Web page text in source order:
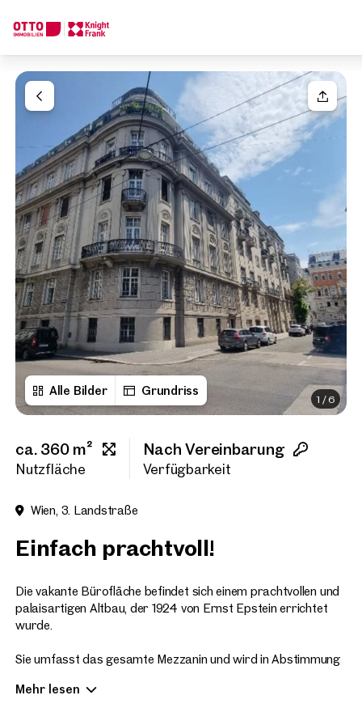
Alle Bilder Grundriss
1 /6
ca. 360 m²
Nutzfläche
Nach Vereinbarung
Verfügbarkeit
Wien, 3. Landstraße
Einfach prachtvoll!
Die vakante Bürofläche befindet sich einem prachtvollen und
palaisartigen Altbau, der 1924 von Ernst Epstein errichtet
wurde.
Sie umfasst das gesamte Mezzanin und wird in Abstimmung
bereits Vorleistungen des Eigentümers getätigt werden,
Mehr lesen
Ihre Anfrage
Ihre Nachricht
Anrede
Bitte wählen
Titel(optional)
Vorname
Nachname
Telefonnummer
Ich habe die AGB und
Wir finden Ihre
Traumimmobilie
Sagen Sie uns was Sie suchen und wir finden Ihre
Wie möchten Sie uns kontaktieren?
Online
Immobilie konfigurieren & finden lassen
Direkte:r Ansprechpartner:in
Anrufen oder Rückruf vereinbaren